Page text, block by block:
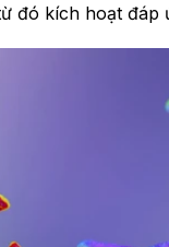
đó kích hoạt đáp